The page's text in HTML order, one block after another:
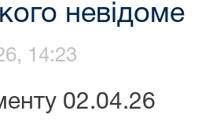
невідоме
14:23